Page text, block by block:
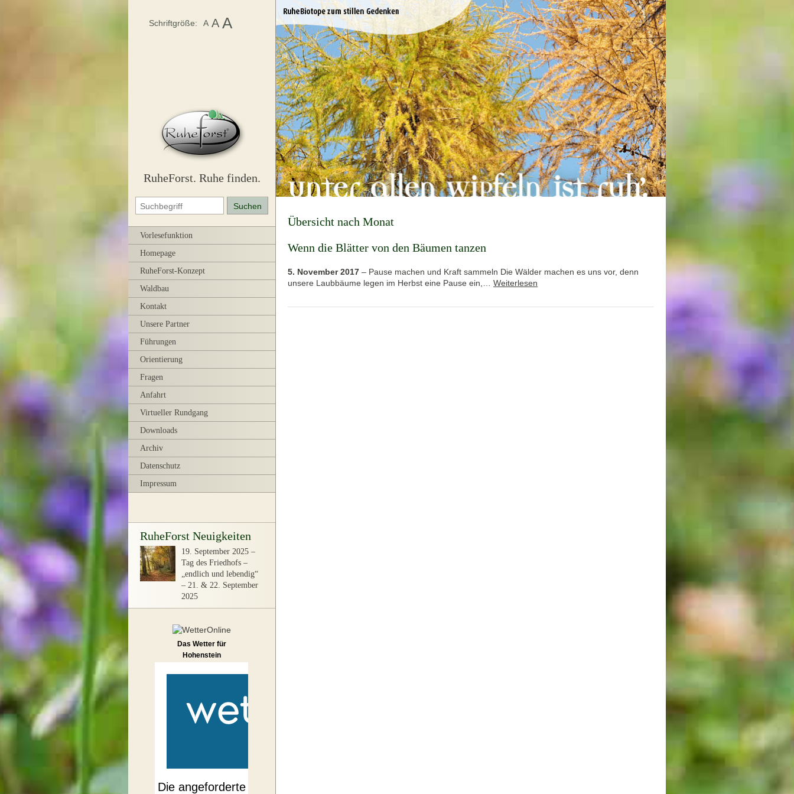
RuheForst. Ruhe finden.
Vorlesefunktion
Homepage
RuheForst-Konzept
Waldbau
Kontakt
Unsere Partner
Führungen
Orientierung
Fragen
Anfahrt
Virtueller Rundgang
Downloads
Archiv
Datenschutz
Impressum
RuheForst Neuigkeiten
19. September 2025 –
Tag des Friedhofs –
„endlich und lebendig“
– 21. & 22. September
2025
Schriftgröße: A A A
Das Wetter für
Hohenstein
Übersicht nach Monat
Wenn die Blätter von den Bäumen tanzen
5. November 2017 – Pause machen und Kraft sammeln Die Wälder machen es uns vor, denn
unsere Laubbäume legen im Herbst eine Pause ein,… Weiterlesen